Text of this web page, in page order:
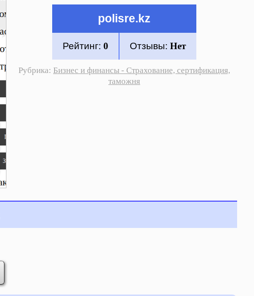
polisre.kz
Рейтинг: 0 Отзывы: Нет
Рубрика: Бизнес и финансы - Страхование, сертификация,
таможня